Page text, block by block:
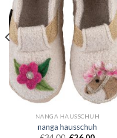
NANGA HAUSSCHUH
nanga hausschuh